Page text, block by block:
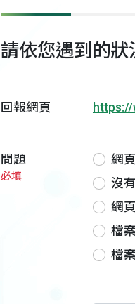
請依您遇到的
回報網頁
問題
必填
網
沒
網
檔
檔